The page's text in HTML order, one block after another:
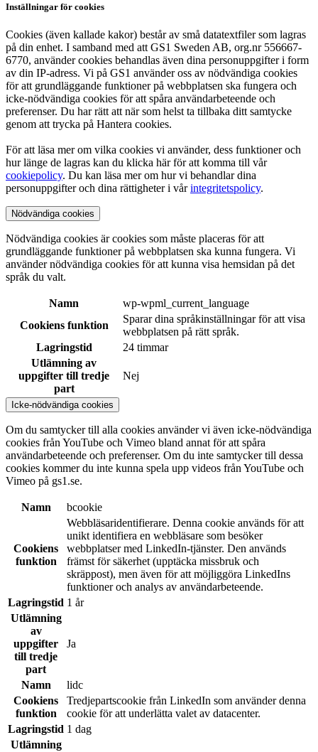
Inställningar för cookies
Cookies (även kallade kakor) består av små datatextfiler som lagras
på din enhet. I samband med att GS1 Sweden AB, org.nr 556667-
6770, använder cookies behandlas även dina personuppgifter i form
av din IP-adress. Vi på GS1 använder oss av nödvändiga cookies
för att grundläggande funktioner på webbplatsen ska fungera och
icke-nödvändiga cookies för att spåra användarbeteende och
preferenser. Du har rätt att när som helst ta tillbaka ditt samtycke
genom att trycka på Hantera cookies.
För att läsa mer om vilka cookies vi använder, dess funktioner och
hur länge de lagras kan du klicka här för att komma till vår
cookiepolicy. Du kan läsa mer om hur vi behandlar dina
personuppgifter och dina rättigheter i vårintegritetspolicy.
Nödvändiga cookies
Nödvändiga cookies är cookies som måste placeras för att
grundläggande funktioner på webbplatsen ska kunna fungera. Vi
använder nödvändiga cookies för att kunna visa hemsidan på det
språk du valt.
Namn
wp-wpml_current_language
Cookiens funktion
Sparar dina språkinställningar för att visa
webbplatsen på rätt språk.
Lagringstid
24 timmar
Utlämning av
uppgifter till tredje
part
Nej
Icke-nödvändiga cookies
Om du samtycker till alla cookies använder vi även icke-nödvändiga
cookies från YouTube och Vimeo bland annat för att spåra
användarbeteende och preferenser. Om du inte samtycker till dessa
cookies kommer du inte kunna spela upp videos från YouTube och
Vimeo på gs1.se.
Namn bcookie
Cookiens
funktion
Webbläsaridentifierare. Denna cookie används för att
unikt identifiera en webbläsare som besöker
webbplatser med LinkedIn-tjänster. Den används
främst för säkerhet (upptäcka missbruk och
skräppost), men även för att möjliggöra LinkedIns
funktioner och analys av användarbeteende.
Lagringstid 1 år
Utlämning
av
uppgifter
till tredje
part
Ja
Namn
lidc
Cookiens
funktion
Tredjepartscookie från LinkedIn som använder denna
cookie för att underlätta valet av datacenter.
Lagringstid 1 dag
Utlämning